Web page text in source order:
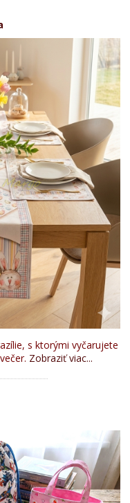
s ktorými vyčarujete
Zobraziť viac...